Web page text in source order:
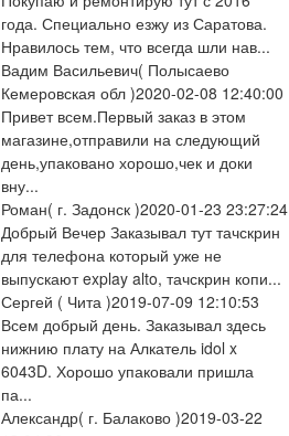
года. Специально езжу из Саратова.
Нравилось тем, что всегда шли нав...
Вадим Васильевич( Полысаево
Кемеровская обл )2020-02-08 12:40:00
Привет всем.Первый заказ в этом
магазине,отправили на следующий
день,упаковано хорошо,чек и доки
вну...
Роман( г. Задонск )2020-01-23 23:27:24
Добрый Вечер Заказывал тут тачскрин
для телефона который уже не
выпускают explay alto, тачскрин копи...
Сергей ( Чита )2019-07-09 12:10:53
Всем добрый день. Заказывал здесь
нижнию плату на Алкатель idol x
6043D. Хорошо упаковали пришла
па...
Александр( г. Балаково )2019-03-22